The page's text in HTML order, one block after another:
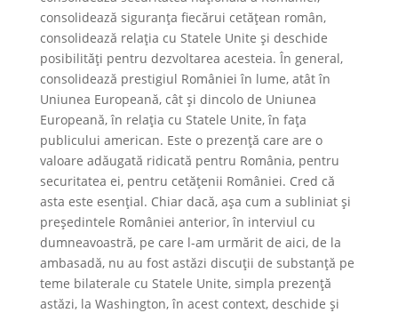
consolidează siguranța fiecărui cetățean român,
consolidează relația cu Statele Unite și deschide
posibilități pentru dezvoltarea acesteia. În general,
consolidează prestigiul României în lume, atât în
Uniunea Europeană, cât și dincolo de Uniunea
Europeană, în relația cu Statele Unite, în fața
publicului american. Este o prezență care are o
valoare adăugată ridicată pentru România, pentru
securitatea ei, pentru cetățenii României. Cred că
asta este esențial. Chiar dacă, așa cum a subliniat și
președintele României anterior, în interviul cu
dumneavoastră, pe care l-am urmărit de aici, de la
ambasadă, nu au fost astăzi discuții de substanță pe
teme bilaterale cu Statele Unite, simpla prezență
astăzi, la Washington, în acest context, deschide și